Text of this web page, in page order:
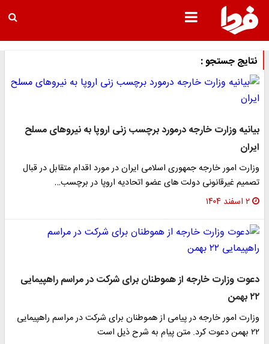
نتایج جستجو :
بیانیه وزارت خارجه درمورد برچسب زنی اروپا به نیروهای مسلح
ایران
وزارت امور خارجه جمهوری اسلامی ایران در مورد اقدام متقابل در قبال
تصمیم غیرقانونی دولت های عضو اتحادیه اروپا در برچسب…
۲ اسفند ۱۴۰۴
دعوت وزارت خارجه از هموطنان برای شرکت در مراسم راهپیمایی
۲۲ بهمن
وزارت امور خارجه در پیامی از هموطنان برای شرکت در مراسم راهپیمایی
۲۲ بهمن دعوت کرد. متن پیام به شرح ذیل است